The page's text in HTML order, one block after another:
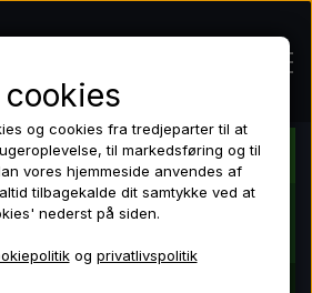
Hjem
Shop
lager - Dansk garanti
nede i bunden og få 10
og cookies fra tredjeparter til at
til markedsføring og til
vores hjemmeside anvendes af
tilbagekalde dit samtykke ved at
nederst på siden.
og privatlivspolitik